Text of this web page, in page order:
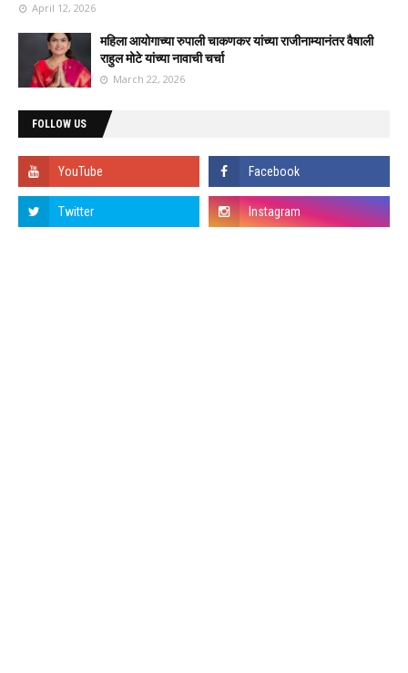
April 12, 2026
महिला आयोगाच्या रुपाली चाकणकर यांच्या राजीनाम्यानंतर वैषाली
राहुल मोटे यांच्या नावाची चर्चा
March 22, 2026
FOLLOW US